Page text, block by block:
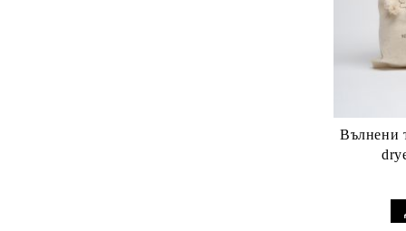
Вълнени